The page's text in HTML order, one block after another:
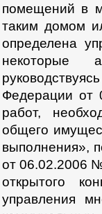
помещений в
таким домом
определена
некоторые
Федерации от
работ,
общего
выполнения»,
от 06.02.2006
открытого
управления